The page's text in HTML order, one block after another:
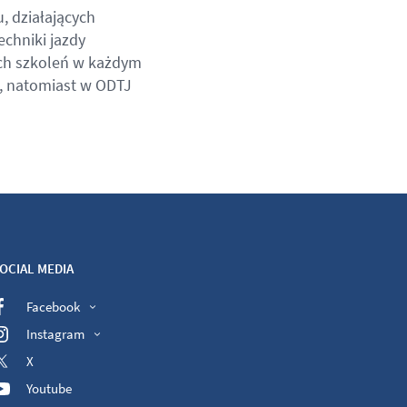
działających
jazdy
szkoleń w każdym
w ODTJ
MEDIA
Facebook
Instagram
X
Youtube